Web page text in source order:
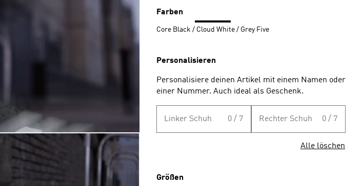
Farben
Core Black / Cloud White / Grey Five
Personalisieren
Personalisiere deinen Artikel mit einem Namen oder
einer Nummer. Auch ideal als Geschenk.
Linker Schuh 0 / 7 Rechter Schuh 0 / 7
Alle löschen
Größen